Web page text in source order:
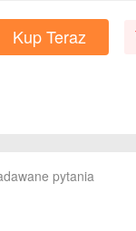
Kup Teraz
pytania